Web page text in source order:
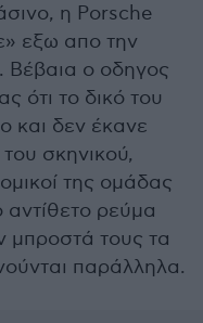
η Porsche
εξω απο την
Βέβαια ο οδηγος
ότι το δικό του
και δεν έκανε
σκηνικού,
της ομάδας
ρεύμα
μπροστά τους τα
παράλληλα.